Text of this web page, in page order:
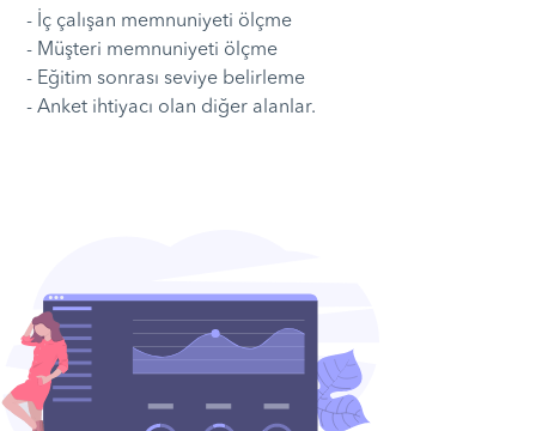
- İç çalışan memnuniyeti ölçme
- Müşteri memnuniyeti ölçme
- Eğitim sonrası seviye belirleme
- Anket ihtiyacı olan diğer alanlar.